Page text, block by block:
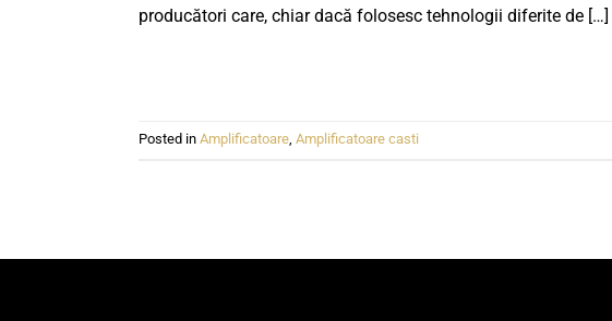
producători care, chiar dacă folosesc tehnologii diferite de […]
Posted in Amplificatoare, Amplificatoare casti